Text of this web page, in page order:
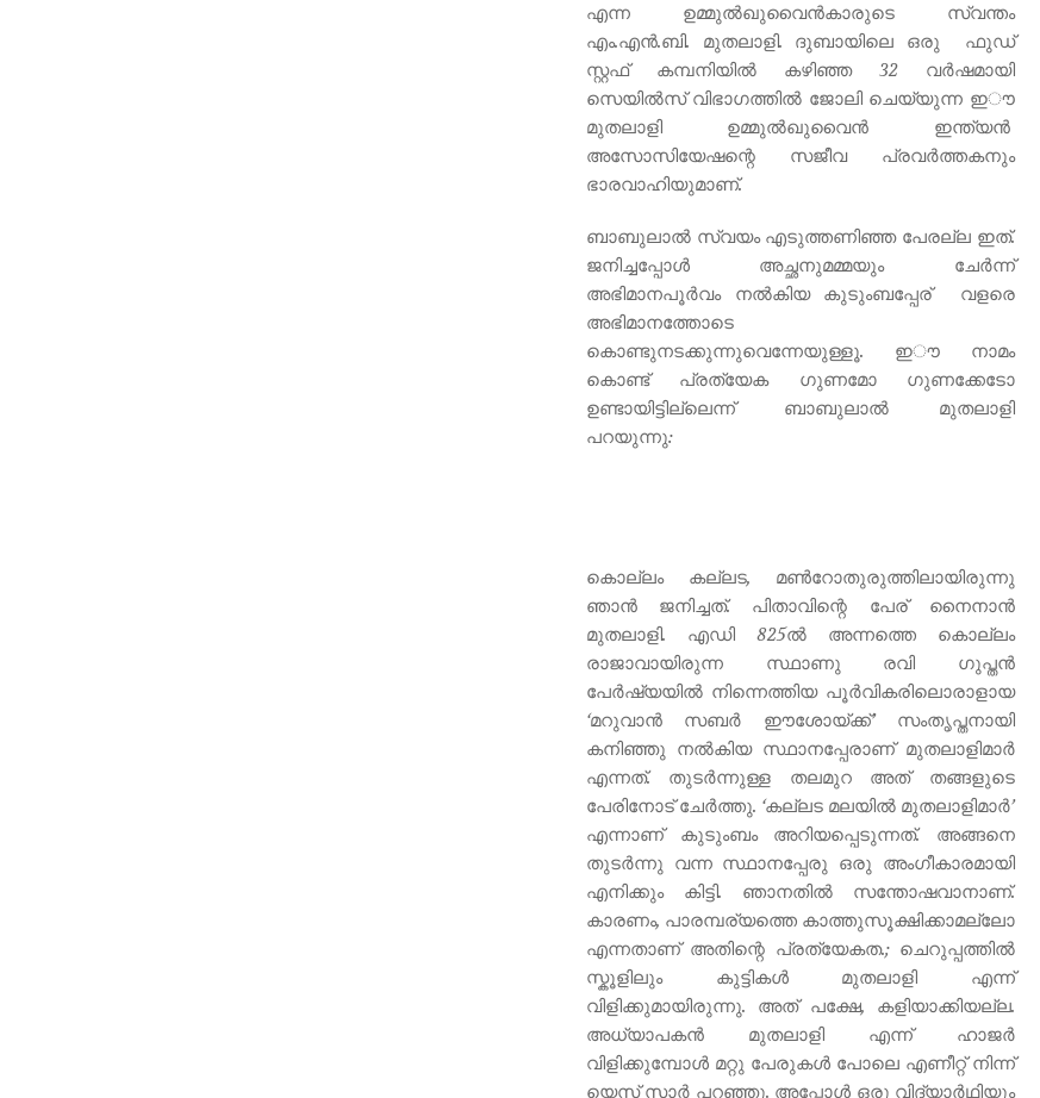
എന്ന ഉമ്മുൽഖുവൈൻകാരുടെ സ്വന്തം
എം.എൻ.ബി. മുതലാളി. ദുബായിലെ ഒരു ഫുഡ്
സ്റ്റഫ് കമ്പനിയിൽ കഴിഞ്ഞ 32 വർഷമായി
സെയിൽസ് വിഭാഗത്തിൽ ജോലി ചെയ്യുന്ന ഇൗ
മുതലാളി ഉമ്മുൽഖുവൈൻ ഇന്ത്യൻ
അസോസിയേഷന്റെ സജീവ പ്രവർത്തകനും
ഭാരവാഹിയുമാണ്.
ബാബുലാൽ സ്വയം എടുത്തണിഞ്ഞ പേരല്ല ഇത്.
ജനിച്ചപ്പോൾ അച്ഛനുമമ്മയും ചേർന്ന്
അഭിമാനപൂർവം നൽകിയ കുടുംബപ്പേര് വളരെ
അഭിമാനത്തോടെ
കൊണ്ടുനടക്കുന്നുവെന്നേയുള്ളൂ. ഇൗ നാമം
കൊണ്ട് പ്രത്യേക ഗുണമോ ഗുണക്കേടോ
ഉണ്ടായിട്ടില്ലെന്ന് ബാബുലാൽ മുതലാളി
പറയുന്നു:
കൊല്ലം കല്ലട, മൺറോതുരുത്തിലായിരുന്നു
ഞാൻ ജനിച്ചത്. പിതാവിന്റെ പേര് നൈനാൻ
മുതലാളി. എഡി 825ൽ അന്നത്തെ കൊല്ലം
രാജാവായിരുന്ന സ്ഥാണു രവി ഗുപ്തൻ
പേർഷ്യയിൽ നിന്നെത്തിയ പൂർവികരിലൊരാളായ
‘മറുവാൻ സബർ ഈശോയ്ക്ക്’ സംതൃപ്തനായി
കനിഞ്ഞു നൽകിയ സ്ഥാനപ്പേരാണ് മുതലാളിമാർ
എന്നത്. തുടർന്നുള്ള തലമുറ അത് തങ്ങളുടെ
പേരിനോട് ചേർത്തു. ‘കല്ലട മലയിൽ മുതലാളിമാർ’
എന്നാണ് കുടുംബം അറിയപ്പെടുന്നത്. അങ്ങനെ
തുടർന്നു വന്ന സ്ഥാനപ്പേരു ഒരു അംഗീകാരമായി
എനിക്കും കിട്ടി. ഞാനതിൽ സന്തോഷവാനാണ്.
കാരണം, പാരമ്പര്യത്തെ കാത്തുസൂക്ഷിക്കാമല്ലോ
എന്നതാണ് അതിന്റെ പ്രത്യേകത.; ചെറുപ്പത്തിൽ
സ്കൂളിലും കുട്ടികൾ മുതലാളി എന്ന്
വിളിക്കുമായിരുന്നു. അത് പക്ഷേ, കളിയാക്കിയല്ല.
അധ്യാപകൻ മുതലാളി എന്ന് ഹാജർ
വിളിക്കുമ്പോൾ മറ്റു പേരുകൾ പോലെ എണീറ്റ് നിന്ന്
യെസ് സാർ പറഞ്ഞു. അപ്പോൾ ഒരു വിദ്യാർഥിയും